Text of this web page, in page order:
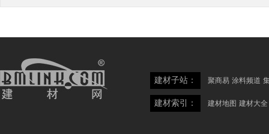
建材子站： 聚商易 涂料频道
建材索引： 建材地图 建材大全